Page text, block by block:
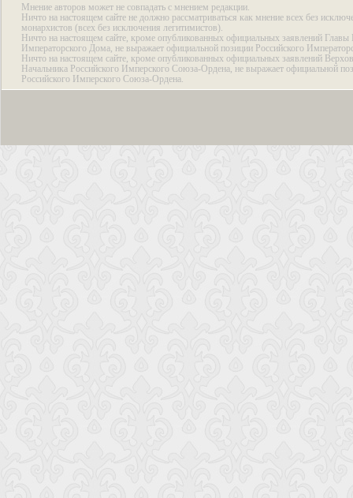
Мнение авторов может не совпадать с мнением редакции.
Ничто на настоящем сайте не должно рассматриваться как мнение всех без
монархистов (всех без исключения легитимистов).
Ничто на настоящем сайте, кроме опубликованных официальных заявлений Главы
Императорского Дома, не выражает официальной позиции Российского
Ничто на настоящем сайте, кроме опубликованных официальных заявлений
Начальника Российского Имперского Союза-Ордена, не выражает официальной
Российского Имперского Союза-Ордена.